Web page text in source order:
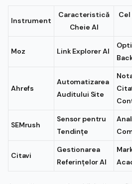
Instrument
Caracteristică
Cheie AI
Moz Link Explorer AI
Ahrefs
Automatizarea
Auditului Site
SEMrush
Sensor pentru
Tendințe
Citavi
Gestionarea
Referințelor AI